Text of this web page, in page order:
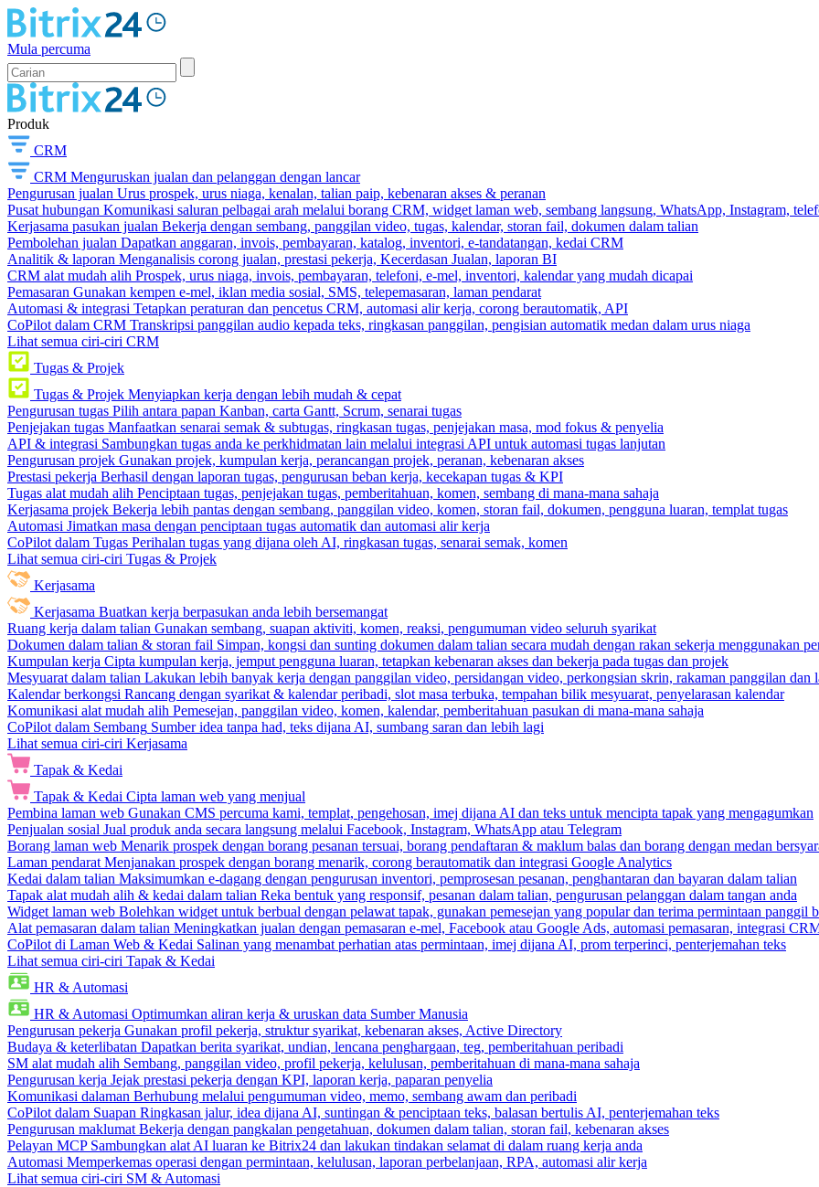
Mula percuma
Produk
CRM
CRM Menguruskan jualan dan pelanggan dengan lancar
Pengurusan jualan Urus prospek, urus niaga, kenalan, talian paip, kebenaran akses & peranan
Pusat hubungan Komunikasi saluran pelbagai arah melalui borang CRM, widget laman web, sembang langsung, WhatsApp, Instagram,
Kerjasama pasukan jualan Bekerja dengan sembang, panggilan video, tugas, kalendar, storan fail, dokumen dalam talian
Pembolehan jualan Dapatkan anggaran, invois, pembayaran, katalog, inventori, e-tandatangan, kedai CRM
Analitik & laporan Menganalisis corong jualan, prestasi pekerja, Kecerdasan Jualan, laporan BI
CRM alat mudah alih Prospek, urus niaga, invois, pembayaran, telefoni, e-mel, inventori, kalendar yang mudah dicapai
Pemasaran Gunakan kempen e-mel, iklan media sosial, SMS, telepemasaran, laman pendarat
Automasi & integrasi Tetapkan peraturan dan pencetus CRM, automasi alir kerja, corong berautomatik, API
CoPilot dalam CRM Transkripsi panggilan audio kepada teks, ringkasan panggilan, pengisian automatik medan dalam urus niaga
Lihat semua ciri-ciri CRM
Tugas & Projek
Tugas & Projek Menyiapkan kerja dengan lebih mudah & cepat
Pengurusan tugas Pilih antara papan Kanban, carta Gantt, Scrum, senarai tugas
Penjejakan tugas Manfaatkan senarai semak & subtugas, ringkasan tugas, penjejakan masa, mod fokus & penyelia
API & integrasi Sambungkan tugas anda ke perkhidmatan lain melalui integrasi API untuk automasi tugas lanjutan
Pengurusan projek Gunakan projek, kumpulan kerja, perancangan projek, peranan, kebenaran akses
Prestasi pekerja Berhasil dengan laporan tugas, pengurusan beban kerja, kecekapan tugas & KPI
Tugas alat mudah alih Penciptaan tugas, penjejakan tugas, pemberitahuan, komen, sembang di mana-mana sahaja
Kerjasama projek Bekerja lebih pantas dengan sembang, panggilan video, komen, storan fail, dokumen, pengguna luaran, templat tugas
Automasi Jimatkan masa dengan penciptaan tugas automatik dan automasi alir kerja
CoPilot dalam Tugas Perihalan tugas yang dijana oleh AI, ringkasan tugas, senarai semak, komen
Lihat semua ciri-ciri Tugas & Projek
Kerjasama
Kerjasama Buatkan kerja berpasukan anda lebih bersemangat
Ruang kerja dalam talian Gunakan sembang, suapan aktiviti, komen, reaksi, pengumuman video seluruh syarikat
Dokumen dalam talian & storan fail Simpan, kongsi dan sunting dokumen dalam talian secara mudah dengan rakan sekerja menggunakan
Kumpulan kerja Cipta kumpulan kerja, jemput pengguna luaran, tetapkan kebenaran akses dan bekerja pada tugas dan projek
Mesyuarat dalam talian Lakukan lebih banyak kerja dengan panggilan video, persidangan video, perkongsian skrin, rakaman panggilan dan
Kalendar berkongsi Rancang dengan syarikat & kalendar peribadi, slot masa terbuka, tempahan bilik mesyuarat, penyelarasan kalendar
Komunikasi alat mudah alih Pemesejan, panggilan video, komen, kalendar, pemberitahuan pasukan di mana-mana sahaja
CoPilot dalam Sembang Sumber idea tanpa had, teks dijana AI, sumbang saran dan lebih lagi
Lihat semua ciri-ciri Kerjasama
Tapak & Kedai
Tapak & Kedai Cipta laman web yang menjual
Pembina laman web Gunakan CMS percuma kami, templat, pengehosan, imej dijana AI dan teks untuk mencipta tapak yang mengagumkan
Penjualan sosial Jual produk anda secara langsung melalui Facebook, Instagram, WhatsApp atau Telegram
Borang laman web Menarik prospek dengan borang pesanan tersuai, borang pendaftaran & maklum balas dan borang dengan medan
Laman pendarat Menjanakan prospek dengan borang menarik, corong berautomatik dan integrasi Google Analytics
Kedai dalam talian Maksimumkan e-dagang dengan pengurusan inventori, pemprosesan pesanan, penghantaran dan bayaran dalam talian
Tapak alat mudah alih & kedai dalam talian Reka bentuk yang responsif, pesanan dalam talian, pengurusan pelanggan dalam tangan anda
Widget laman web Bolehkan widget untuk berbual dengan pelawat tapak, gunakan pemesejan yang popular dan terima permintaan panggil
Alat pemasaran dalam talian Meningkatkan jualan dengan pemasaran e-mel, Facebook atau Google Ads, automasi pemasaran, integrasi
CoPilot di Laman Web & Kedai Salinan yang menambat perhatian atas permintaan, imej dijana AI, prom terperinci, penterjemahan teks
Lihat semua ciri-ciri Tapak & Kedai
HR & Automasi
HR & Automasi Optimumkan aliran kerja & uruskan data Sumber Manusia
Pengurusan pekerja Gunakan profil pekerja, struktur syarikat, kebenaran akses, Active Directory
Budaya & keterlibatan Dapatkan berita syarikat, undian, lencana penghargaan, teg, pemberitahuan peribadi
SM alat mudah alih Sembang, panggilan video, profil pekerja, kelulusan, pemberitahuan di mana-mana sahaja
Pengurusan kerja Jejak prestasi pekerja dengan KPI, laporan kerja, paparan penyelia
Komunikasi dalaman Berhubung melalui pengumuman video, memo, sembang awam dan peribadi
CoPilot dalam Suapan Ringkasan jalur, idea dijana AI, suntingan & penciptaan teks, balasan bertulis AI, penterjemahan teks
Pengurusan maklumat Bekerja dengan pangkalan pengetahuan, dokumen dalam talian, storan fail, kebenaran akses
Pelayan MCP Sambungkan alat AI luaran ke Bitrix24 dan lakukan tindakan selamat di dalam ruang kerja anda
Automasi Memperkemas operasi dengan permintaan, kelulusan, laporan perbelanjaan, RPA, automasi alir kerja
Lihat semua ciri-ciri SM & Automasi